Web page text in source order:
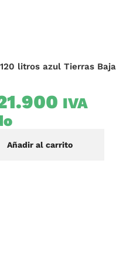
litros azul Tierras
IVA
Añadir al carrito